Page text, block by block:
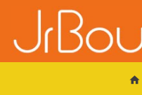
home